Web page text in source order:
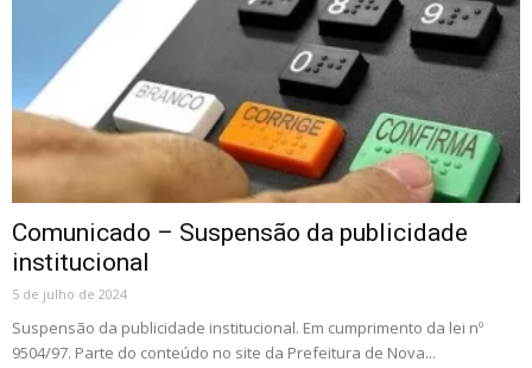
Comunicado – Suspensão da publicidade
institucional
5 de julho de 2024
Suspensão da publicidade institucional. Em cumprimento da lei nº
9504/97. Parte do conteúdo no site da Prefeitura de Nova...